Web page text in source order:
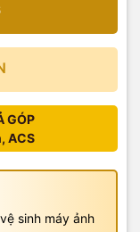
GÓP
ACS
sinh máy ảnh